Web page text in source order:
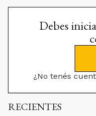
Debes
¿No tenés
RECIENTES